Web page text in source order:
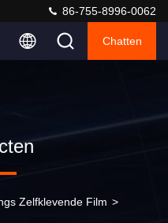
86-755-8996-0062
Chatten
Zelfklevende Film >